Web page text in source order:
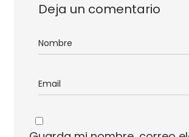
Deja un comentario